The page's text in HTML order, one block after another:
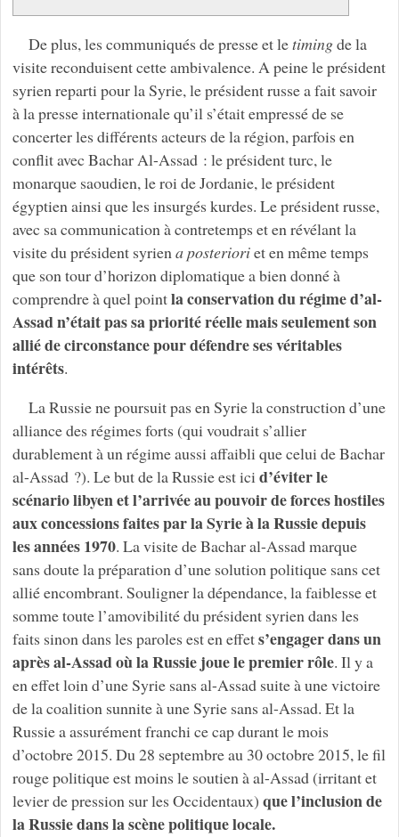
De plus, les communiqués de presse et letimingde la
visite reconduisent cette ambivalence. A peine le président
syrien reparti pour la Syrie, le président russe a fait savoir
à la presse internationale qu’il s’était empressé de se
concerter les différents acteurs de la région, parfois en
conflit avec Bachar Al-Assad : le président turc, le
monarque saoudien, le roi de Jordanie, le président
égyptien ainsi que les insurgés kurdes. Le président russe,
avec sa communication à contretemps et en révélant la
visite du président syriena posterioriet en même temps
que son tour d’horizon diplomatique a bien donné à
comprendre à quel pointla conservation du régime d’al-
Assad n’était pas sa priorité réelle mais seulement son
allié de circonstance pour défendre ses véritables
intérêts.
La Russie ne poursuit pas en Syrie la construction d’une
alliance des régimes forts (qui voudrait s’allier
durablement à un régime aussi affaibli que celui de Bachar
al-Assad ?). Le but de la Russie est icid’éviter le
scénario libyen et l’arrivée au pouvoir de forces hostiles
aux concessions faites par la Syrie à la Russie depuis
les années 1970. La visite de Bachar al-Assad marque
sans doute la préparation d’une solution politique sans cet
allié encombrant. Souligner la dépendance, la faiblesse et
somme toute l’amovibilité du président syrien dans les
faits sinon dans les paroles est en effets’engager dans un
après al-Assad où la Russie joue le premier rôle. Il y a
en effet loin d’une Syrie sans al-Assad suite à une victoire
de la coalition sunnite à une Syrie sans al-Assad. Et la
Russie a assurément franchi ce cap durant le mois
d’octobre 2015. Du 28 septembre au 30 octobre 2015, le fil
rouge politique est moins le soutien à al-Assad (irritant et
levier de pression sur les Occidentaux) que l’inclusion de
la Russie dans la scène politique locale.